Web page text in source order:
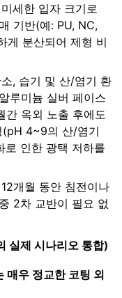
세한 입자 크기로
기반(예: PU, NC,
게 분산되어 제형 비
, 습기 및 산/염기 환
루미늄 실버 페이스
간 옥외 노출 후에도
(pH 4~9의 산/염기
로 인한 광택 저하를
개월 동안 침전이나
2차 교반이 필요 없
실제 시나리오 통합)
매우 정교한 코팅 외